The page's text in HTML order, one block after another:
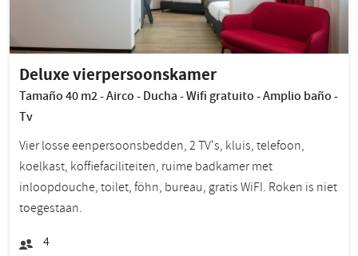
Deluxe vierpersoonskamer
Tamaño 40 m2 - Airco - Ducha - Wifi gratuito - Amplio baño -
Tv
Vier losse eenpersoonsbedden, 2 TV's, kluis, telefoon,
koelkast, koffiefaciliteiten, ruime badkamer met
inloopdouche, toilet, föhn, bureau, gratis WiFI. Roken is niet
toegestaan.
4